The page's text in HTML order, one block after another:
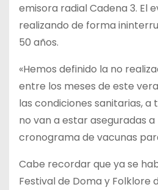
emisora radial Cadena 3. El
realizando de forma
50 años.
«Hemos definido la no
entre los meses de este
las condiciones sanitarias, a
no van a estar aseguradas
cronograma de vacunas
Cabe recordar que ya se
Festival de Doma y Folklore